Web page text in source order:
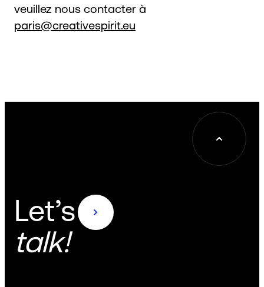
veuillez nous contacter à
paris@creativespirit.eu
Let’s
talk!